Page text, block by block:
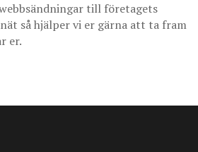
till företagets
så hjälper vi er gärna att ta fram
er.